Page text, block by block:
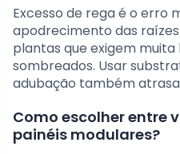
Excesso de rega é o erro
apodrecimento das
plantas que exigem muita
sombreados. Usar
adubação também
Como escolher entre
painéis modulares?